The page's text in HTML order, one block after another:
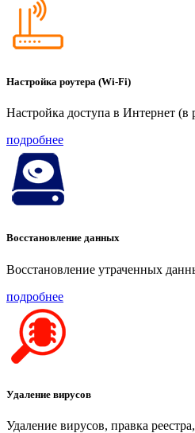
Настройка роутера (Wi-Fi)
Настройка доступа в Интернет
подробнее
Восстановление данных
Восстановление утраченных
подробнее
Удаление вирусов
Удаление вирусов, правка